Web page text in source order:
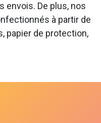
envois. De plus, nos
à partir de
papier de protection,